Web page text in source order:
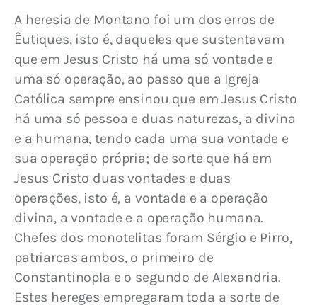
A heresia de Montano foi um dos erros de
Êutiques, isto é, daqueles que sustentavam
que em Jesus Cristo há uma só vontade e
uma só operação, ao passo que a Igreja
Católica sempre ensinou que em Jesus Cristo
há uma só pessoa e duas naturezas, a divina
e a humana, tendo cada uma sua vontade e
sua operação própria; de sorte que há em
Jesus Cristo duas vontades e duas
operações, isto é, a vontade e a operação
divina, a vontade e a operação humana.
Chefes dos monotelitas foram Sérgio e Pirro,
patriarcas ambos, o primeiro de
Constantinopla e o segundo de Alexandria.
Estes hereges empregaram toda a sorte de